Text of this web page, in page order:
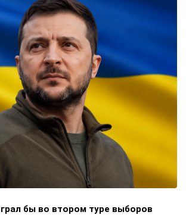
бы во втором туре выборов